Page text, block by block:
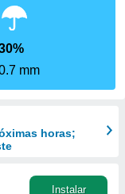
mm
horas;
Instalar